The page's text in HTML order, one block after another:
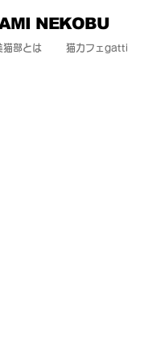
猫部とは 猫カフェgatti
NEKOBU